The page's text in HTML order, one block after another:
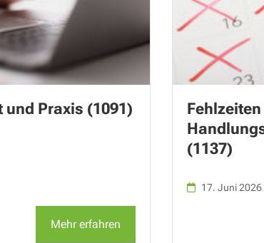
und Praxis (1091)
Mehr erfahren
(1137)
17. Juni